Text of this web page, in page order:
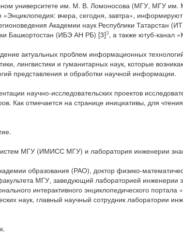
университете им. М. В. Ломоносова (МГУ, МГУ
вчера, сегодня, завтра»,
Академии наук Республики Татарстан
Башкортостан (ИБЭ АН РБ) [3]3, а также ютуб-канал
актуальных проблем информационных
лингвистики и гуманитарных наук, которые
представления и обработки научной информации.
научно-исследовательских проектов
Как отмечается на странице инициативы, для
систем МГУ (ИМИСС МГУ) и лаборатория инженерии
образования (РАО), доктор физико-
МГУ, заведующий лабораторией
интерактивного энциклопедического портала
наук, главный научный сотрудник лаборатории